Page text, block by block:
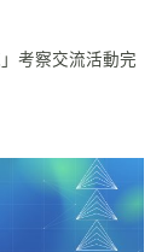
考察交流活動完